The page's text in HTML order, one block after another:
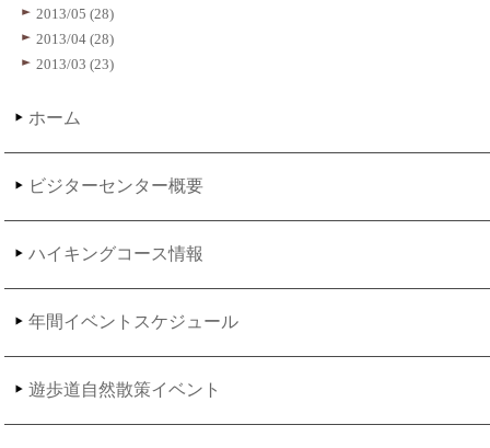
2013/05 (28)
2013/04 (28)
2013/03 (23)
ホーム
ビジターセンター概要
ハイキングコース情報
年間イベントスケジュール
遊歩道自然散策イベント